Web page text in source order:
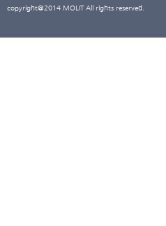
copyright@2014 MOLIT All rights reserved.